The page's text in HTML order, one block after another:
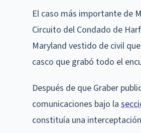
El caso más importante de
Circuito del Condado de
Maryland vestido de civil
casco que grabó todo el
Después de que Graber
comunicaciones bajo la
constituía una